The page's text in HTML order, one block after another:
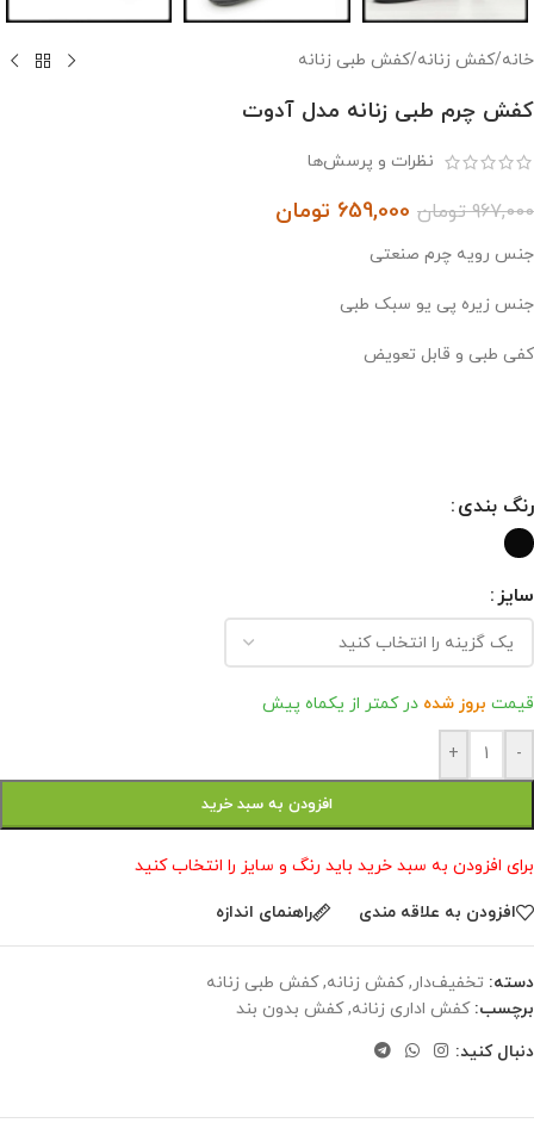
خانه/کفش زنانه/کفش طبی زنانه
کفش چرم طبی زنانه مدل آدوت
نظرات و پرسش‌ها
967,000 تومان 659,000 تومان
جنس رویه چرم صنعتی
جنس زیره پی یو سبک طبی
کفی طبی و قابل تعویض
رنگ بندی
سایز
قیمت بروز شده در کمتر از یکماه پیش
-
+
افزودن به سبد خرید
برای افزودن به سبد خرید باید رنگ و سایز را انتخاب کنید
افزودن به علاقه مندی راهنمای اندازه
دسته: تخفیف‌دار, کفش زنانه, کفش طبی زنانه
برچسب: کفش اداری زنانه, کفش بدون بند
دنبال کنید: